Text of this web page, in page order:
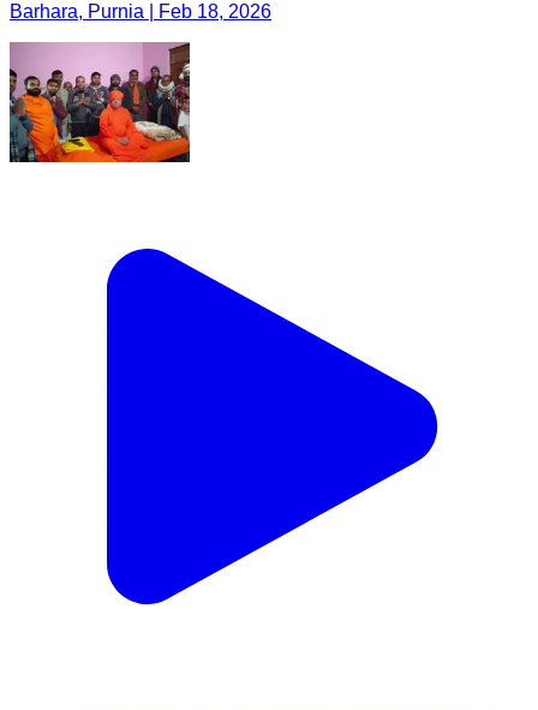
Barhara, Purnia | Feb 18, 2026